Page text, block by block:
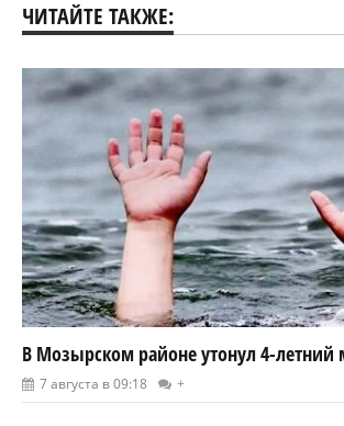
ЧИТАЙТЕ ТАКЖЕ:
В Мозырском районе утонул 4-летний
7 августа в 09:18 +